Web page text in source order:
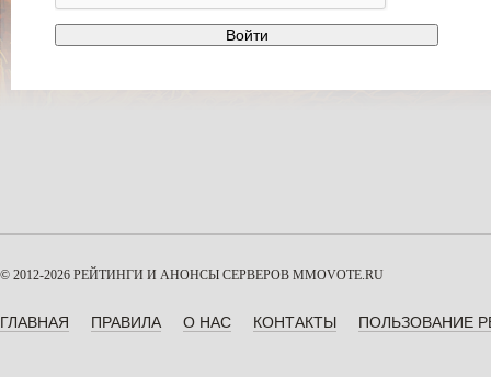
© 2012-2026 РЕЙТИНГИ И АНОНСЫ СЕРВЕРОВ MMOVOTE.RU
ГЛАВНАЯ ПРАВИЛА О НАС КОНТАКТЫ ПОЛЬЗОВАНИЕ